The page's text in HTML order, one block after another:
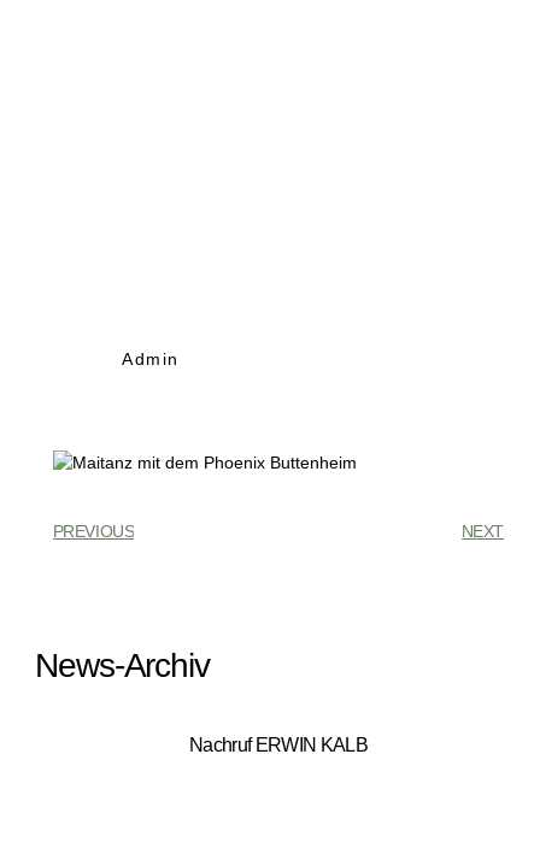
Admin
PREVIOUS NEXT
News-Archiv
Nachruf ERWIN KALB